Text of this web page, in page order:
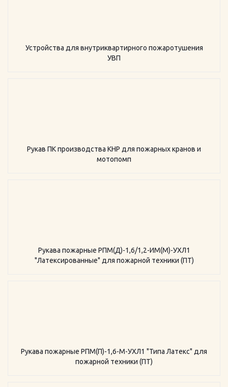
Устройства для внутриквартирного пожаротушения
УВП
Рукав ПК производства КНР для пожарных кранов и
мотопомп
Рукава пожарные РПМ(Д)-1,6/1,2-ИМ(M)-УХЛ1
"Латексированные" для пожарной техники (ПТ)
Рукава пожарные РПМ(П)-1,6-М-УХЛ1 "Типа Латекс" для
пожарной техники (ПТ)